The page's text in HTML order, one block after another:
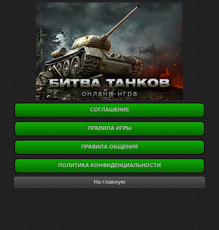
СОГЛАШЕНИЕ
ПРАВИЛА ИГРЫ
ПРАВИЛА ОБЩЕНИЯ
ПОЛИТИКА КОНФИДЕНЦИАЛЬНОСТИ
На главную